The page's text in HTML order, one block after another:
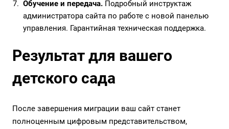
Обучение и передача. Подробный инструктаж
администратора сайта по работе с новой панелью
управления. Гарантийная техническая поддержка.
Результат для вашего
детского сада
После завершения миграции ваш сайт станет
полноценным цифровым представительством,